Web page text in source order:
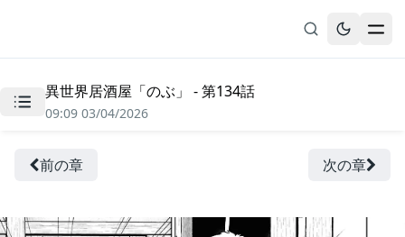
無料漫画
履歴
異世界居酒屋「のぶ」 - 第134話
09:09 03/04/2026
前の章 次の章